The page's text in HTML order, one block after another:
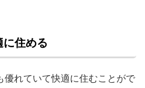
住める
優れていて快適に住むことがで